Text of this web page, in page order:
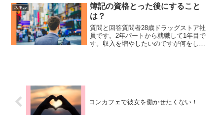
と思います。インターン...
スキル
簿記の資格とった後にすること
は？
質問と回答質問者28歳ドラッグストア社
員です。2年パートから就職して1年目で
す。収入を増やしたいのですが何をした
コンカフェで彼女を働かせたくない！